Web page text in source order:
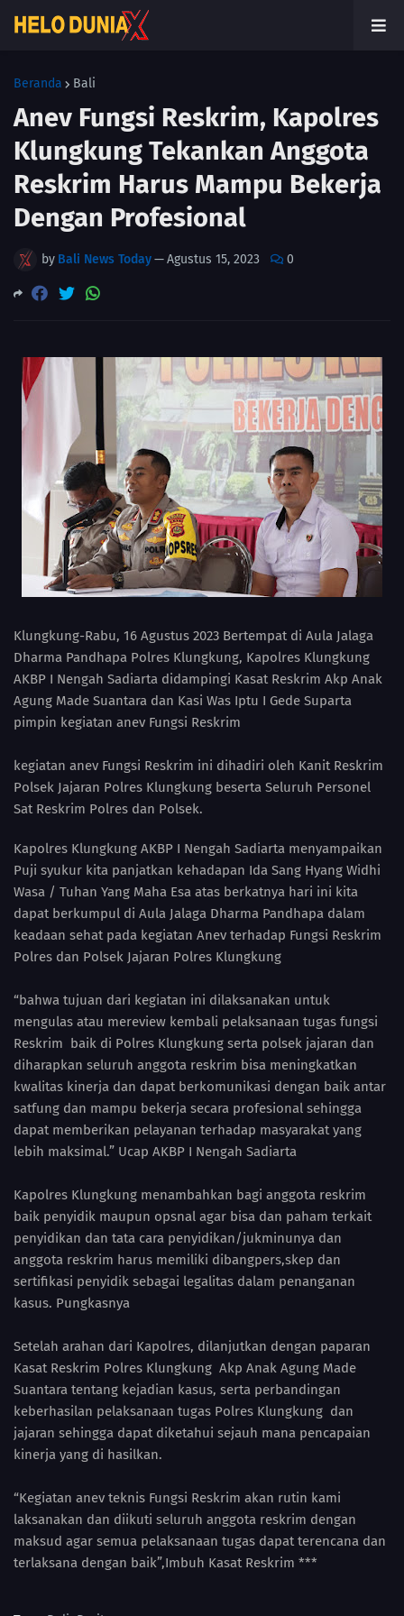
Beranda Bali
Anev Fungsi Reskrim, Kapolres
Klungkung Tekankan Anggota
Reskrim Harus Mampu Bekerja
Dengan Profesional
by Bali News Today—Agustus 15, 2023 0
Klungkung-Rabu, 16 Agustus 2023 Bertempat di Aula Jalaga
Dharma Pandhapa Polres Klungkung, Kapolres Klungkung
AKBP I Nengah Sadiarta didampingi Kasat Reskrim Akp Anak
Agung Made Suantara dan Kasi Was Iptu I Gede Suparta
pimpin kegiatan anev Fungsi Reskrim
kegiatan anev Fungsi Reskrim ini dihadiri oleh Kanit Reskrim
Polsek Jajaran Polres Klungkung beserta Seluruh Personel
Sat Reskrim Polres dan Polsek.
Kapolres Klungkung AKBP I Nengah Sadiarta menyampaikan
Puji syukur kita panjatkan kehadapan Ida Sang Hyang Widhi
Wasa / Tuhan Yang Maha Esa atas berkatnya hari ini kita
dapat berkumpul di Aula Jalaga Dharma Pandhapa dalam
keadaan sehat pada kegiatan Anev terhadap Fungsi Reskrim
Polres dan Polsek Jajaran Polres Klungkung
“bahwa tujuan dari kegiatan ini dilaksanakan untuk
mengulas atau mereview kembali pelaksanaan tugas fungsi
Reskrim baik di Polres Klungkung serta polsek jajaran dan
diharapkan seluruh anggota reskrim bisa meningkatkan
kwalitas kinerja dan dapat berkomunikasi dengan baik antar
satfung dan mampu bekerja secara profesional sehingga
dapat memberikan pelayanan terhadap masyarakat yang
lebih maksimal.” Ucap AKBP I Nengah Sadiarta
Kapolres Klungkung menambahkan bagi anggota reskrim
baik penyidik maupun opsnal agar bisa dan paham terkait
penyidikan dan tata cara penyidikan/jukminunya dan
anggota reskrim harus memiliki dibangpers,skep dan
sertifikasi penyidik sebagai legalitas dalam penanganan
kasus. Pungkasnya
Setelah arahan dari Kapolres, dilanjutkan dengan paparan
Kasat Reskrim Polres Klungkung Akp Anak Agung Made
Suantara tentang kejadian kasus, serta perbandingan
keberhasilan pelaksanaan tugas Polres Klungkung dan
jajaran sehingga dapat diketahui sejauh mana pencapaian
kinerja yang di hasilkan.
“Kegiatan anev teknis Fungsi Reskrim akan rutin kami
laksanakan dan diikuti seluruh anggota reskrim dengan
maksud agar semua pelaksanaan tugas dapat terencana dan
terlaksana dengan baik”,Imbuh Kasat Reskrim ***